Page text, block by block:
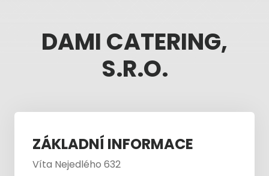
DAMI CATERING,
S.R.O.
ZÁKLADNÍ INFORMACE
Víta Nejedlého 632